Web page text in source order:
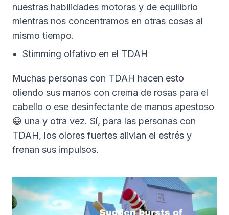
nuestras habilidades motoras y de equilibrio
mientras nos concentramos en otras cosas al
mismo tiempo.
Stimming olfativo en el TDAH
Muchas personas con TDAH hacen esto
oliendo sus manos con crema de rosas para el
cabello o ese desinfectante de manos apestoso
😀 una y otra vez. Sí, para las personas con
TDAH, los olores fuertes alivian el estrés y
frenan sus impulsos.